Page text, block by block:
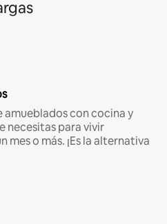
con cocina y
necesitas para vivir
o más. ¡Es la alternativa